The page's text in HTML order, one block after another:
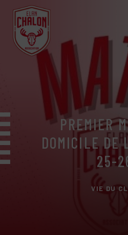
PREMIER
DOMICILE DE
25-
VIE DU